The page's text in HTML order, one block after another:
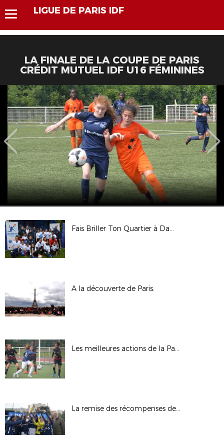
LIGUE DE PARIS IDF
LA FINALE DE LA COUPE DE PARIS
CRÉDIT MUTUEL IDF U16 FÉMININES
Fais Briller Ton Quartier à Dammarie-les-Lys
A la découverte de Paris.
Les meilleures actions de la Paris Ladies Cup en action.
La remise des récompenses de la Paris Ladies Cup.